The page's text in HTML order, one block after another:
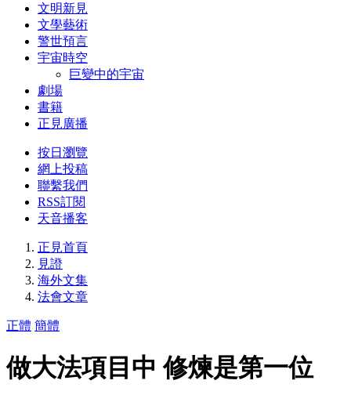
文明新見
文學藝術
警世預言
宇宙時空
巨變中的宇宙
劇場
書籍
正見廣播
按日瀏覽
網上投稿
聯繫我們
RSS訂閱
天音播客
正見首頁
見證
海外文集
法會文章
正體 簡體
做大法項目中 修煉是第一位